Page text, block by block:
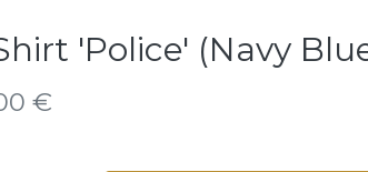
'Police' (Navy
€